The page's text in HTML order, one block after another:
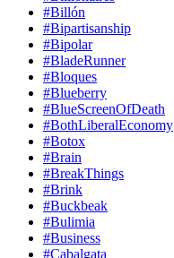
#Billón
#Bipartisanship
#Bipolar
#BladeRunner
#Bloques
#Blueberry
#BlueScreenOfDeath
#BothLiberalEconomy
#Botox
#Brain
#BreakThings
#Brink
#Buckbeak
#Bulimia
#Business
#Cabalgata